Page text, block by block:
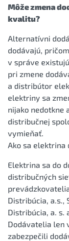
Môže zmena
kvalitu?
Alternatívni
dodávajú,
v správe
pri zmene
a distribútor
elektriny sa
nijako nedotkne
distribučnej
vymieňať.
Ako sa elektrina
Elektrina sa do
distribučných
Distribúcia, a.s.,
Distribúcia, a. s.
Dodávatelia len
zabezpečili